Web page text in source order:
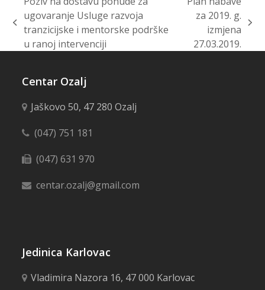
previous
post:
ugovaranje Usluge razvoja
tranzicijske i mentorske podrške
u ranoj intervenciji
post:
za 2019. g.
izmjena
27.03.2019.
Centar Ozalj
Jaškovo 50, 47 280 Ozalj
(047) 751 181
(047) 631 970
centar.ozalj@gmail.com
Jedinica Karlovac
Vladimira Nazora 16, 47 000 Karlovac